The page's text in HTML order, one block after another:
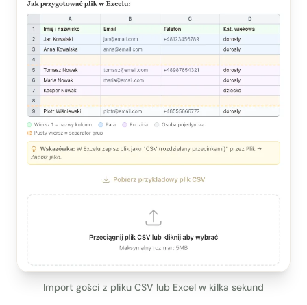
Import gości z pliku CSV lub Excel w kilka sekund